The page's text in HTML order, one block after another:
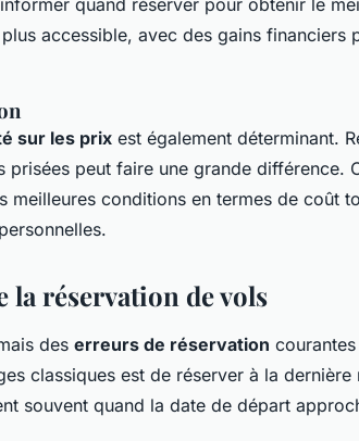
quand réserver pour obtenir le
accessible, avec des gains financiers
sur les prix est également déterminant.
prisées peut faire une grande différence.
meilleures conditions en termes de coût
réservation de vols
des erreurs de réservation
classiques est de réserver à la dernière
souvent quand la date de départ